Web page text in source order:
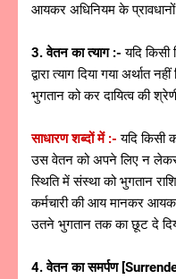
आयकर अधिनियम के
3. वेतन का त्याग :- यदि किसी
द्वारा त्याग दिया गया अर्थात
भुगतान को कर दायित्व की
साधारण शब्दों में :-यदि किसी
उस वेतन को अपने लिए न लेकर
स्थिति में संस्था को भुगतान
कर्मचारी की आय मानकर
उतने भुगतान तक का छूट दे
4. वेतन का समर्पण